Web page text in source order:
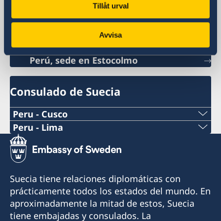
Tillåt urval
Avvisa
Embajada de Suecia
Colombia, Bogotá
Perú, sede en Estocolmo
Consulado de Suecia
Peru - Cusco
Consulado Honorario de Suecia en Cusco
Cónsul Honorario: Boris Gómez Luna
Email: borisgomez19@gmail.com
Teléfono: +51 994374176
Peru - Lima
Consulado Honorario de Suecia en Lima
Cónsul Honorario: Xavier de Romaña
En el consulado también trabaja un asistente
consular y un asistente comercial.
Suecia tiene relaciones diplomáticas con
prácticamente todos los estados del mundo. En
aproximadamente la mitad de estos, Suecia
tiene embajadas y consulados. La